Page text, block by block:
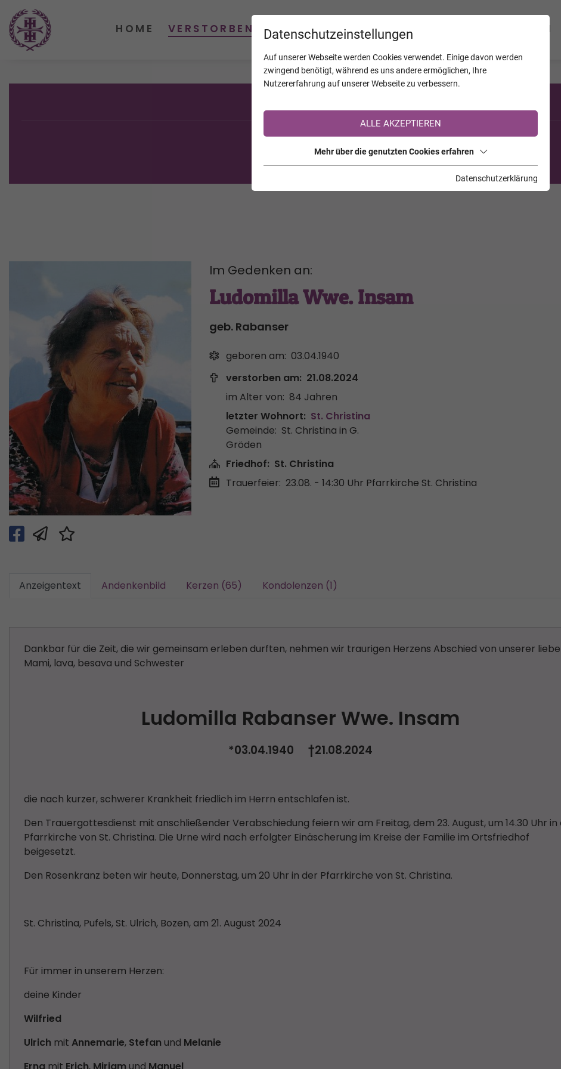
Sie sind noch nicht auf TrauerHilfe.it registriert?
>> zur kostenlosen Registrierung <<
Im Gedenken an:
Ludomilla Wwe. Insam
geb. Rabanser
geboren am: 03.04.1940
verstorben am: 21.08.2024
im Alter von: 84 Jahren
letzter Wohnort: St. Christina
Gemeinde: St. Christina in G.
Gröden
Friedhof: St. Christina
Trauerfeier: 23.08. - 14:30 Uhr Pfarrkirche St. Christina
Anzeigentext Andenkenbild Kerzen (65) Kondolenzen (1)
Dankbar für die Zeit, die wir gemeinsam erleben durften, nehmen wir traurigen Herzens Abschied von unserer
Mami, lava, besava und Schwester
Ludomilla Rabanser Wwe. Insam
*03.04.1940 †21.08.2024
die nach kurzer, schwerer Krankheit friedlich im Herrn entschlafen ist.
Den Trauergottesdienst mit anschließender Verabschiedung feiern wir am Freitag, dem 23. August, um 14.30 Uhr in
Pfarrkirche von St. Christina. Die Urne wird nach erfolgter Einäscherung im Kreise der Familie im Ortsfriedhof
beigesetzt.
Den Rosenkranz beten wir heute, Donnerstag, um 20 Uhr in der Pfarrkirche von St. Christina.
St. Christina, Pufels, St. Ulrich, Bozen, am 21. August 2024
Für immer in unserem Herzen:
deine Kinder
Wilfried
Ulrich mit Annemarie, Stefan und Melanie
Datenschutzeinstellungen
Auf unserer Webseite werden Cookies verwendet. Einige davon werden
zwingend benötigt, während es uns andere ermöglichen, Ihre
Nutzererfahrung auf unserer Webseite zu verbessern.
ALLE AKZEPTIEREN
Mehr über die genutzten Cookies erfahren
Datenschutzerklärung
HOME VERSTORBENE KALENDER JAHRESTAGE UNTERNEHMEN